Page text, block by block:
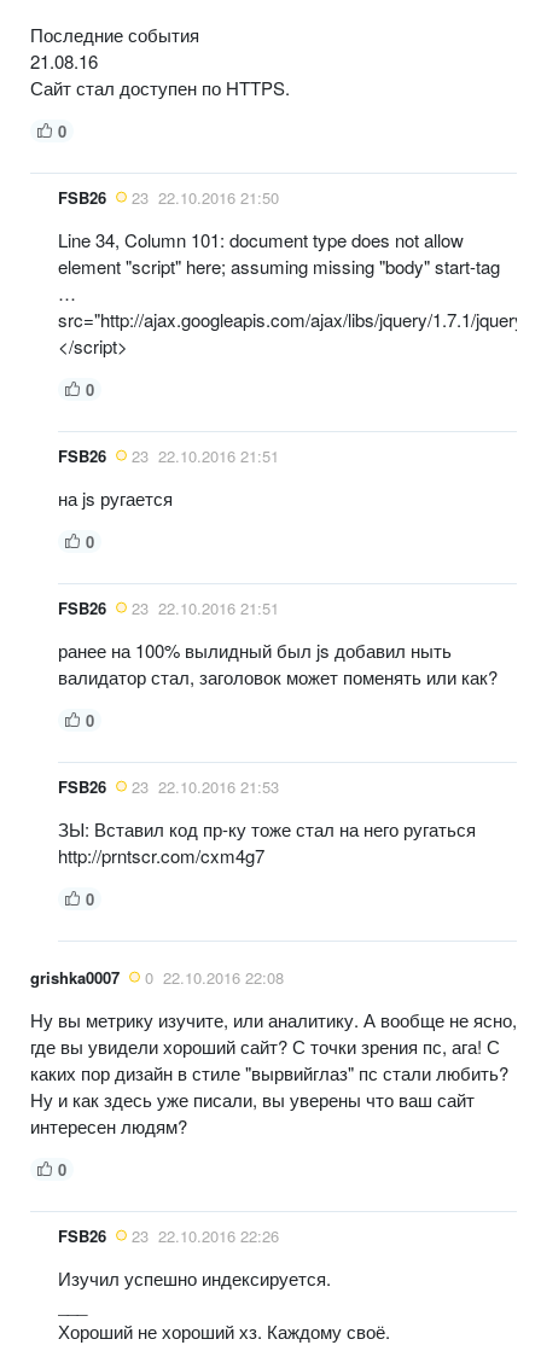
Последние события
21.08.16
Сайт стал доступен по HTTPS.
0
FSB26 23 22.10.2016 21:50
Line 34, Column 101: document type does not allow
element "script" here; assuming missing "body" start-tag
…
src="http://ajax.googleapis.com/ajax/libs/jquery/1.7.1/
</script>
0
FSB26 23 22.10.2016 21:51
на js ругается
0
FSB26 23 22.10.2016 21:51
ранее на 100% вылидный был js добавил ныть
валидатор стал, заголовок может поменять или как?
0
FSB26 23 22.10.2016 21:53
ЗЫ: Вставил код пр-ку тоже стал на него ругаться
http://prntscr.com/cxm4g7
0
grishka0007 0 22.10.2016 22:08
Ну вы метрику изучите, или аналитику. А вообще не ясно,
где вы увидели хороший сайт? С точки зрения пс, ага! С
каких пор дизайн в стиле "вырвийглаз" пс стали любить?
Ну и как здесь уже писали, вы уверены что ваш сайт
интересен людям?
0
FSB26 23 22.10.2016 22:26
Изучил успешно индексируется.
Хороший не хороший хз. Каждому своё.